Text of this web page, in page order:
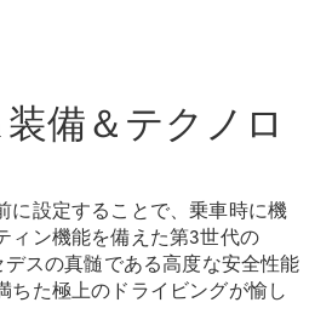
装備＆テクノロ
に設定することで、乗車時に機
ィン機能を備えた第3世代の
スの真髄である高度な安全性能
ちた極上のドライビングが愉し